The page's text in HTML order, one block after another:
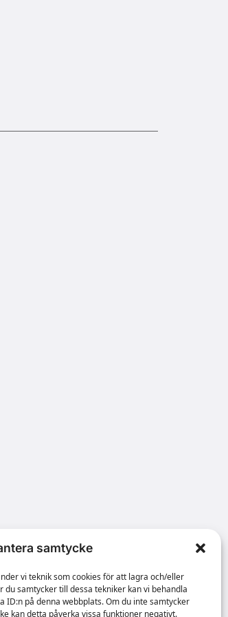
samtycke
vi teknik som cookies för att lagra och/eller
samtycker till dessa tekniker kan vi behandla
ID:n på denna webbplats. Om du inte samtycker
kan detta påverka vissa funktioner negativt.